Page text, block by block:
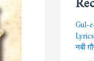
Gul-
नबी